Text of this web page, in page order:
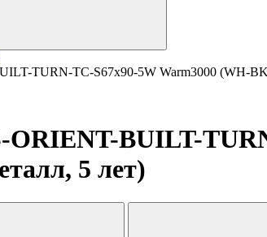
TURN-TC-S67x90-5W Warm3000 (WH-
BUILT-
5 лет)